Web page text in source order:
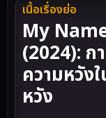
เนื้อเรื่องย่อ
My
(2024): ก
ความหวัง
หวัง